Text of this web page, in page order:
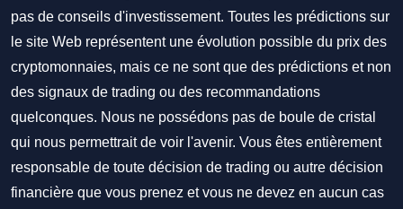
pas de conseils d'investissement. Toutes les prédictions sur
le site Web représentent une évolution possible du prix des
cryptomonnaies, mais ce ne sont que des prédictions et non
des signaux de trading ou des recommandations
quelconques. Nous ne possédons pas de boule de cristal
qui nous permettrait de voir l'avenir. Vous êtes entièrement
responsable de toute décision de trading ou autre décision
financière que vous prenez et vous ne devez en aucun cas